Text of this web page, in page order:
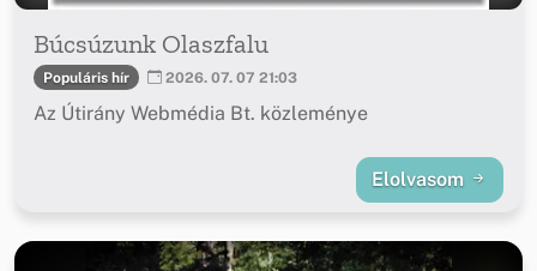
Búcsúzunk Olaszfalu
Populáris hír 2026. 07. 07 21:03
Az Útirány Webmédia Bt. közleménye
Elolvasom